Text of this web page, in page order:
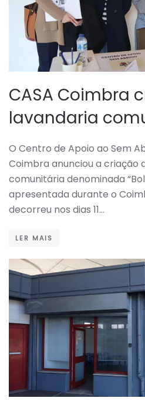
CASA Coimbra
lavandaria
O Centro de Apoio ao Sem
Coimbra anunciou a criação
comunitária denominada
apresentada durante o
decorreu nos dias 11…
LER MAIS